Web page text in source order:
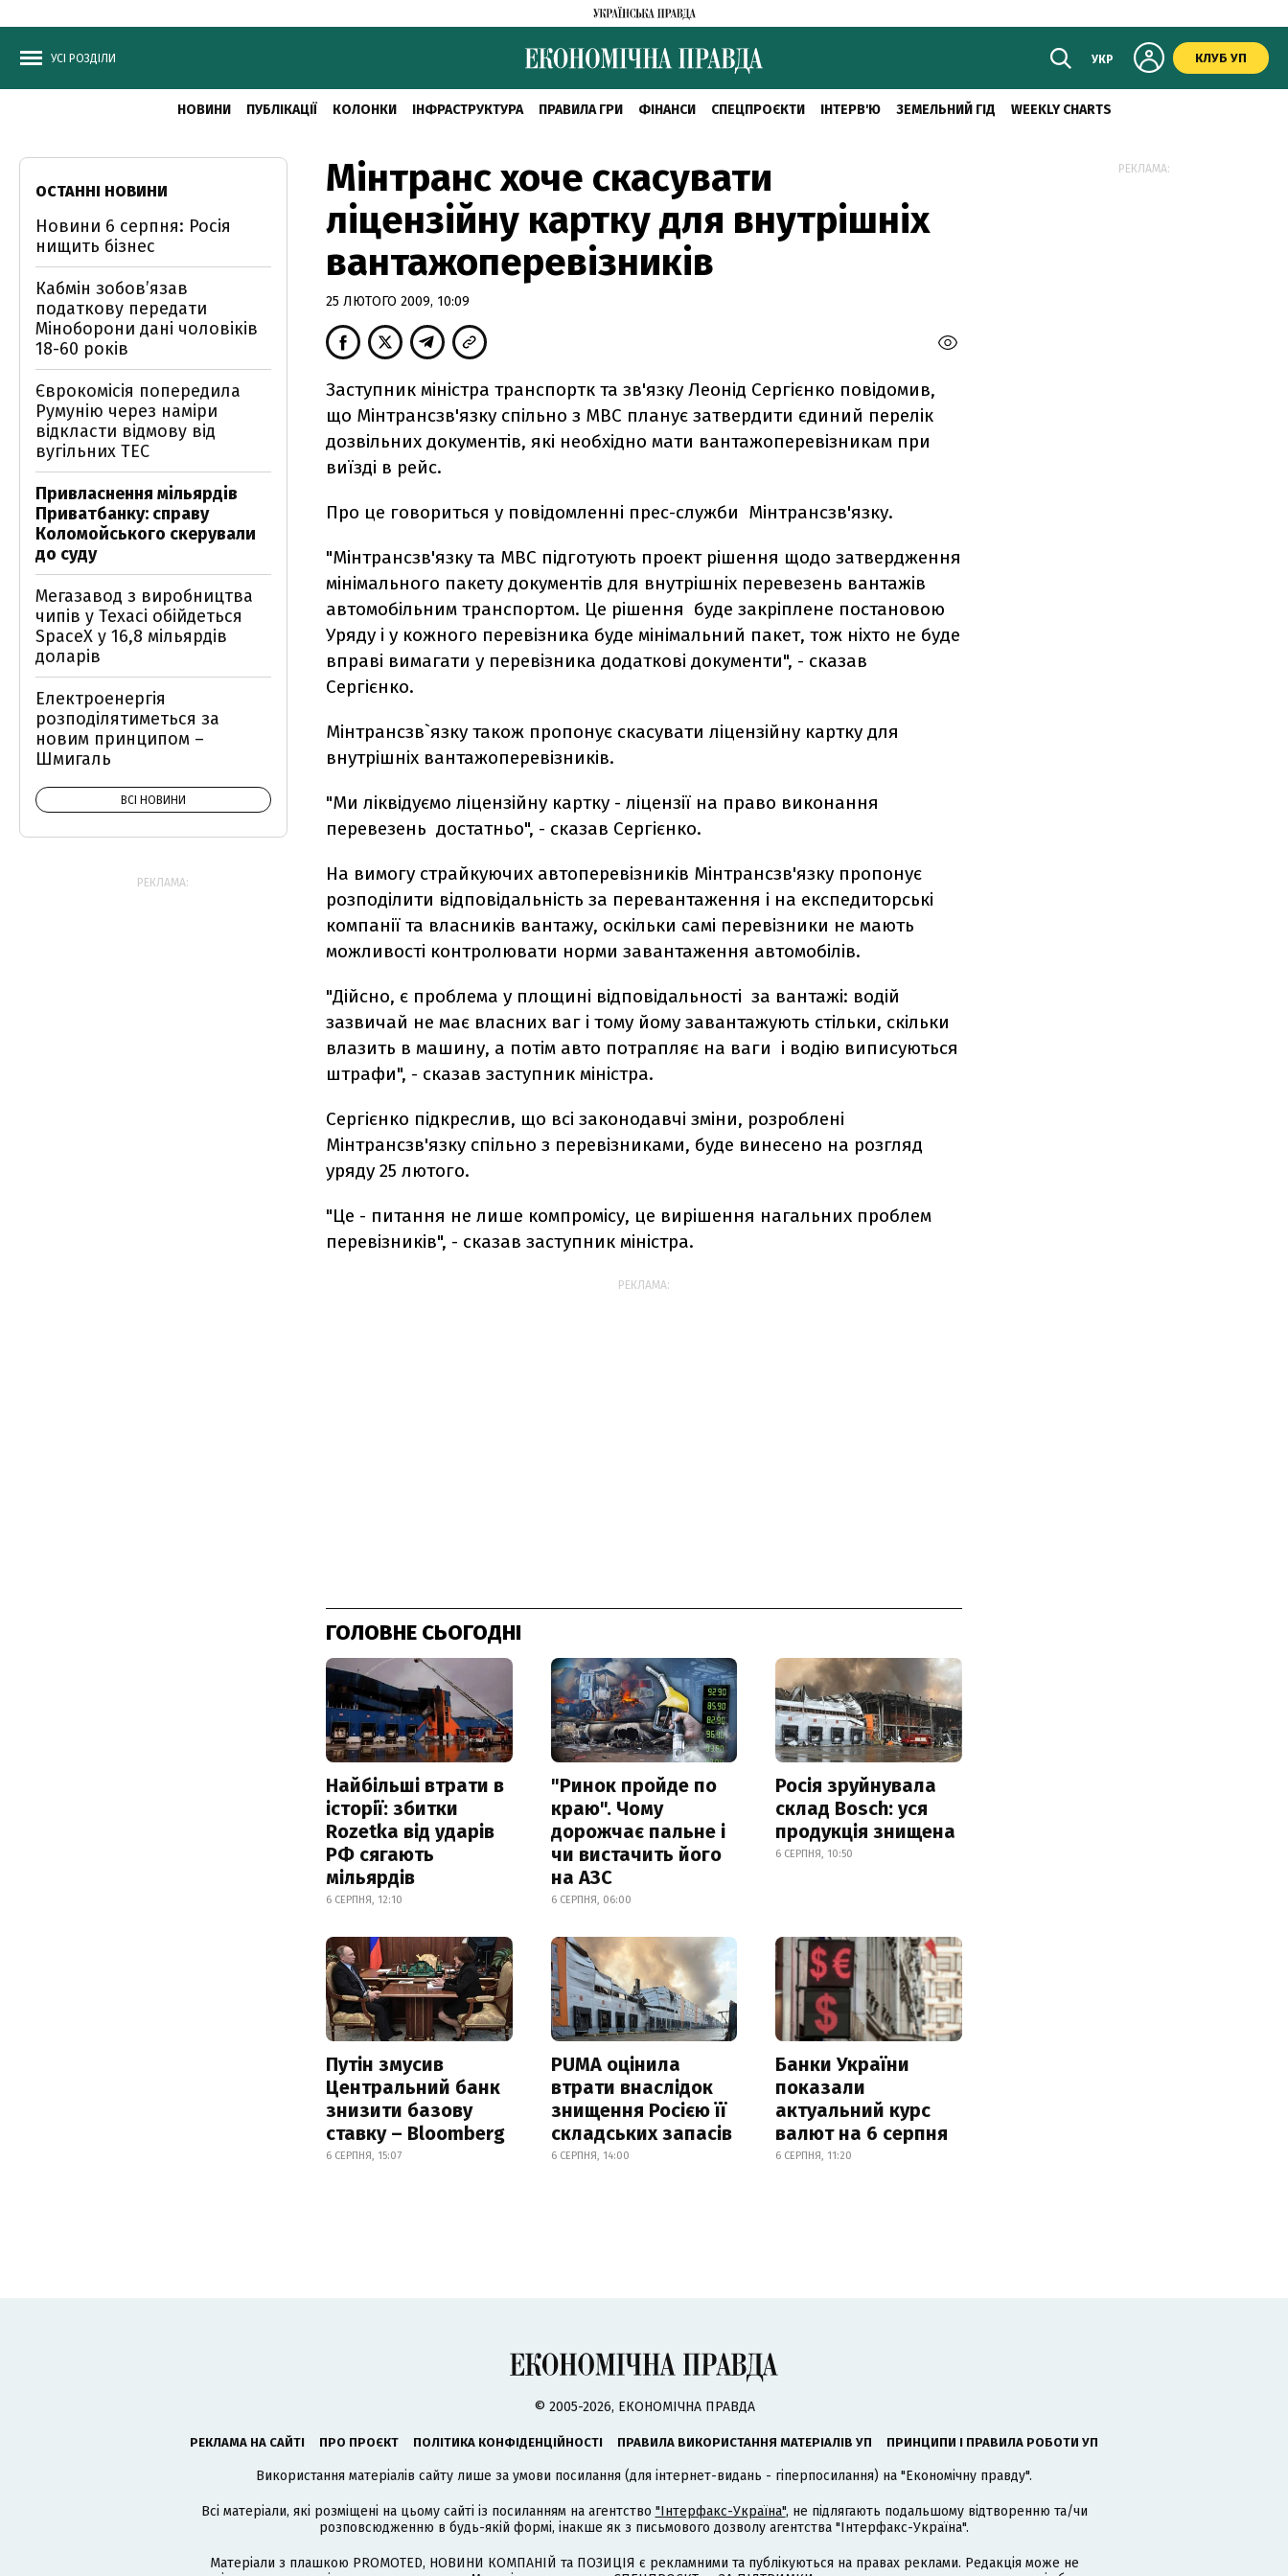
УСІ РОЗДІЛИ УКР КЛУБ УП
НОВИНИ ПУБЛІКАЦІЇ КОЛОНКИ ІНФРАСТРУКТУРА ПРАВИЛА ГРИ ФІНАНСИ СПЕЦПРОЄКТИ ІНТЕРВ'Ю ЗЕМЕЛЬНИЙ ГІД WEEKLY CHARTS
Мінтранс хоче скасувати
ліцензійну картку для внутрішніх
вантажоперевізників
25 ЛЮТОГО 2009, 10:09
Заступник міністра транспортк та зв'язку Леонід Сергієнко повідомив,
що Мінтрансзв'язку спільно з МВС планує затвердити єдиний перелік
дозвільних документів, які необхідно мати вантажоперевізникам при
виїзді в рейс.
Про це говориться у повідомленні прес-служби Мінтрансзв'язку.
"Мінтрансзв'язку та МВС підготують проект рішення щодо затвердження
мінімального пакету документів для внутрішніх перевезень вантажів
автомобільним транспортом. Це рішення буде закріплене постановою
Уряду і у кожного перевізника буде мінімальний пакет, тож ніхто не буде
вправі вимагати у перевізника додаткові документи", - сказав
Сергієнко.
Мінтрансзв`язку також пропонує скасувати ліцензійну картку для
внутрішніх вантажоперевізників.
"Ми ліквідуємо ліцензійну картку - ліцензії на право виконання
перевезень достатньо", - сказав Сергієнко.
На вимогу страйкуючих автоперевізників Мінтрансзв'язку пропонує
розподілити відповідальність за перевантаження і на експедиторські
компанії та власників вантажу, оскільки самі перевізники не мають
можливості контролювати норми завантаження автомобілів.
"Дійсно, є проблема у площині відповідальності за вантажі: водій
зазвичай не має власних ваг і тому йому завантажують стільки, скільки
влазить в машину, а потім авто потрапляє на ваги і водію виписуються
штрафи", - сказав заступник міністра.
Сергієнко підкреслив, що всі законодавчі зміни, розроблені
Мінтрансзв'язку спільно з перевізниками, буде винесено на розгляд
уряду 25 лютого.
"Це - питання не лише компромісу, це вирішення нагальних проблем
перевізників", - сказав заступник міністра.
РЕКЛАМА:
ГОЛОВНЕ СЬОГОДНІ
Найбільші втрати в
історії: збитки
Rozetka від ударів
РФ сягають
мільярдів
6 СЕРПНЯ, 12:10
"Ринок пройде по
краю". Чому
дорожчає пальне і
чи вистачить його
на АЗС
6 СЕРПНЯ, 06:00
Росія зруйнувала
склад Bosch: уся
продукція знищена
6 СЕРПНЯ, 10:50
Путін змусив
Центральний банк
знизити базову
ставку – Bloomberg
6 СЕРПНЯ, 15:07
PUMA оцінила
втрати внаслідок
знищення Росією її
складських запасів
6 СЕРПНЯ, 14:00
Банки України
показали
актуальний курс
валют на 6 серпня
6 СЕРПНЯ, 11:20
ОСТАННІ НОВИНИ
Новини 6 серпня: Росія
нищить бізнес
Кабмін зобовʼязав
податкову передати
Міноборони дані чоловіків
18-60 років
Єврокомісія попередила
Румунію через наміри
відкласти відмову від
вугільних ТЕС
Привласнення мільярдів
Приватбанку: справу
Коломойського скерували
до суду
Мегазавод з виробництва
чипів у Техасі обійдеться
SpaceX у 16,8 мільярдів
доларів
Електроенергія
розподілятиметься за
новим принципом –
Шмигаль
ВСІ НОВИНИ
РЕКЛАМА:
РЕКЛАМА:
© 2005-2026, ЕКОНОМІЧНА ПРАВДА
РЕКЛАМА НА САЙТІ ПРО ПРОЄКТ ПОЛІТИКА КОНФІДЕНЦІЙНОСТІ ПРАВИЛА ВИКОРИСТАННЯ МАТЕРІАЛІВ УП ПРИНЦИПИ І ПРАВИЛА РОБОТИ УП
Використання матеріалів сайту лише за умови посилання (для інтернет-видань - гіперпосилання) на "Економічну правду".
Всі матеріали, які розміщені на цьому сайті із посиланням на агентство "Інтерфакс-Україна", не підлягають подальшому відтворенню та/чи
розповсюдженню в будь-якій формі, інакше як з письмового дозволу агентства "Інтерфакс-Україна".
Матеріали з плашкою PROMOTED, НОВИНИ КОМПАНІЙ та ПОЗИЦІЯ є рекламними та публікуються на правах реклами. Редакція може не